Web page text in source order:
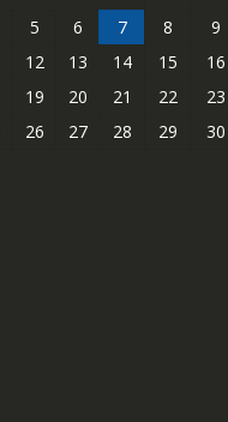
5 6 7 8
9
12 13 14 15
16
19 20 21 22
23
26 27 28 29
30